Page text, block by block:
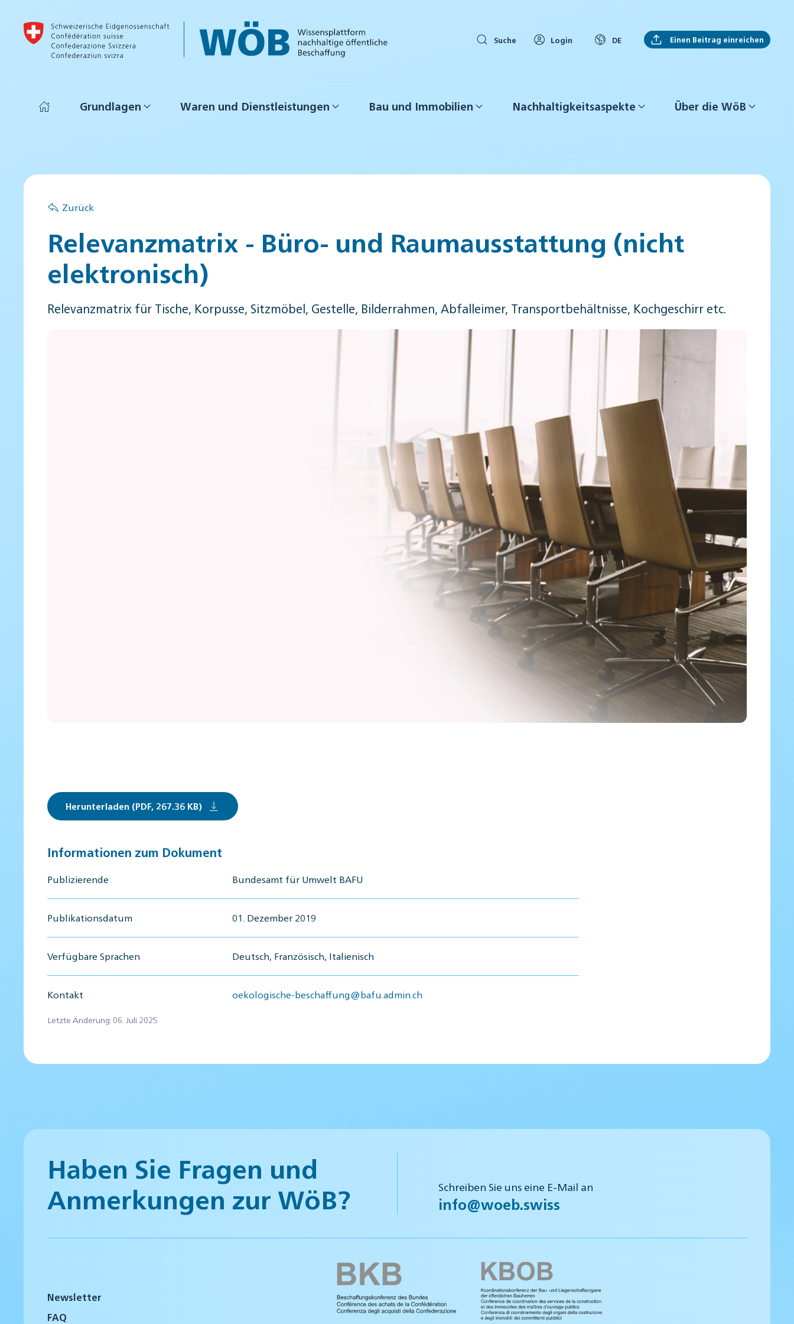
Skip to main content
Suche Login DE Einen Beitrag einreichen
Grundlagen Waren und Dienstleistungen Bau und Immobilien Nachhaltigkeitsaspekte Über die WöB
Zurück
Relevanzmatrix - Büro- und Raumausstattung (nicht
elektronisch)
Relevanzmatrix für Tische, Korpusse, Sitzmöbel, Gestelle, Bilderrahmen, Abfalleimer, Transportbehältnisse, Kochgeschirr etc.
Herunterladen (PDF, 267.36 KB)
Informationen zum Dokument
Publizierende Bundesamt für Umwelt BAFU
Publikationsdatum 01. Dezember 2019
Verfügbare Sprachen Deutsch, Französisch, Italienisch
Kontakt oekologische-beschaffung@bafu.admin.ch
Letzte Änderung: 06. Juli 2025
Haben Sie Fragen und
Anmerkungen zur WöB?
Schreiben Sie uns eine E-Mail an
info@woeb.swiss
Newsletter
FAQ